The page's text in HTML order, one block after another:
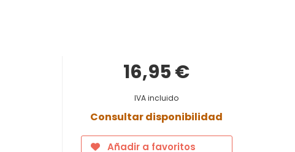
16,95 €
IVA incluido
Consultar disponibilidad
Añadir a favoritos